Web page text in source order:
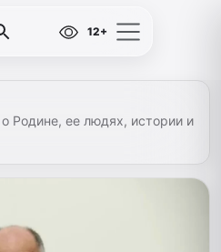
12+
Родине, ее людях, истории и